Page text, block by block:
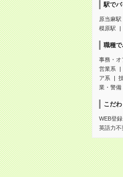
駅で
原当麻駅
模原駅
職種
事務・オ
営業系
ア系
業・警備
こだ
WEB登
英語力不